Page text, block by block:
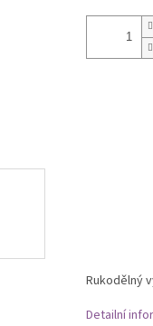
Rukodělný
Detailní